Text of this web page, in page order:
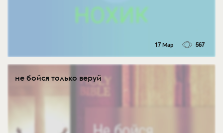
17 Мар 567
не бойся только веруй